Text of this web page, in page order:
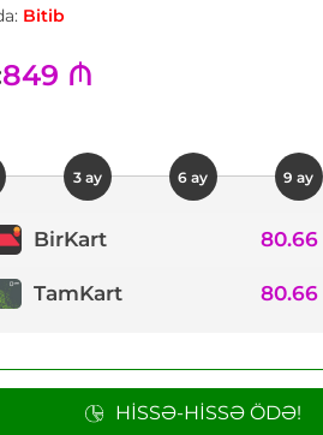
Bitib
849 ₼
3 ay 6 ay 9 ay
BirKart 80.66
TamKart 80.66
HISSƏ-HISSƏ ÖDƏ!